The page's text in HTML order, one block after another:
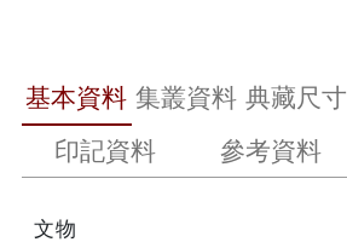
基本資料 集叢資料 典藏尺寸
印記資料
參考資料
文物